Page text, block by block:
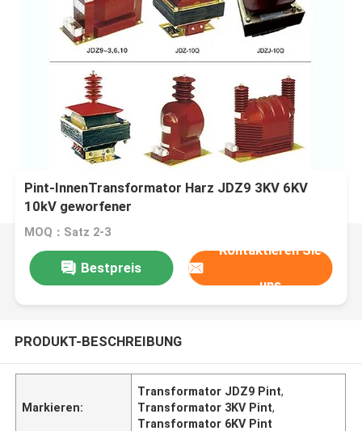
Pint-InnenTransformator Harz JDZ9 3KV 6KV
10kV geworfener
MOQ：Satz 2-3
Bestpreis
Kontaktieren Sie
uns
PRODUKT-BESCHREIBUNG
Markieren:
Transformator JDZ9 Pint,
Transformator 3KV Pint,
Transformator 6KV Pint